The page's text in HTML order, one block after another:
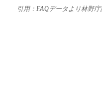
引用：FAQデータより林野